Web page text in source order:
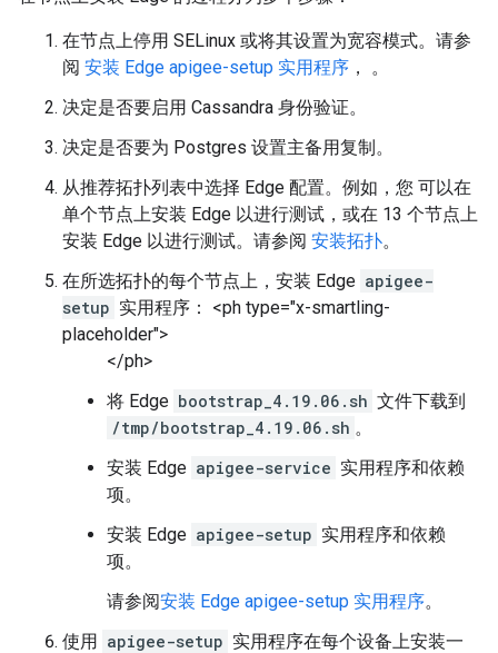
在节点上停用 SELinux 或将其设置为宽容模式。请参
阅 安装 Edge apigee-setup 实用程序 ， 。
决定是否要启用 Cassandra 身份验证。
决定是否要为 Postgres 设置主备用复制。
从推荐拓扑列表中选择 Edge 配置。例如，您 可以在
单个节点上安装 Edge 以进行测试，或在 13 个节点上
安装 Edge 以进行测试。请参阅 安装拓扑。
在所选拓扑的每个节点上，安装 Edge apigee-
setup 实用程序： <ph type="x-smartling-
placeholder">
</ph>
将 Edge bootstrap_4.19.06.sh 文件下载到
/tmp/bootstrap_4.19.06.sh 。
安装 Edge apigee-service 实用程序和依赖
项。
安装 Edge apigee-setup 实用程序和依赖
项。
请参阅安装 Edge apigee-setup 实用程序。
使用 apigee-setup 实用程序在每个设备上安装一